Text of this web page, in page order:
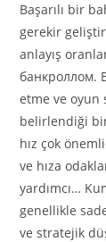
Başarılı bir
gerekir
anlayış
банкроллом.
etme ve oyun
belirlendiği
hız çok
ve hıza
yardımcı…
genellikle
ve stratejik